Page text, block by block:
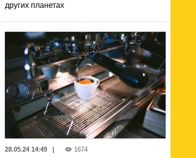
других планетах
28.05.24 14:49 1674